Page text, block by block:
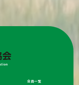
会員一覧